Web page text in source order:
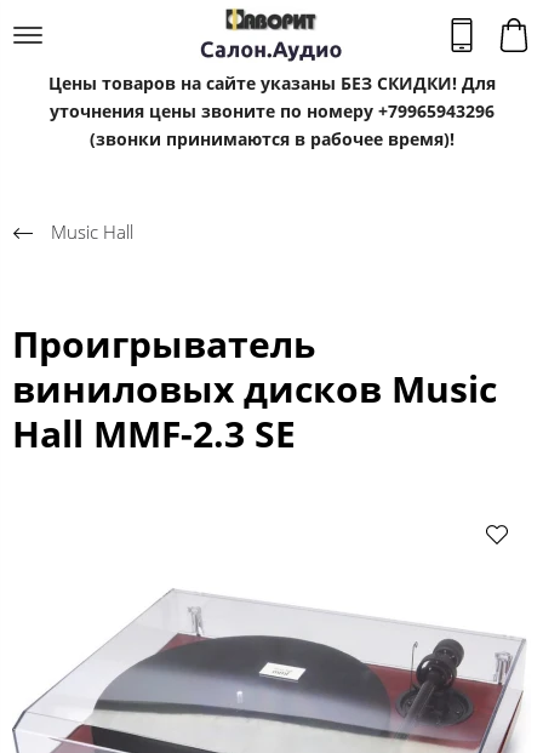
Цены товаров на сайте указаны БЕЗ СКИДКИ! Для
уточнения цены звоните по номеру +79965943296
(звонки принимаются в рабочее время)!
Music Hall
Проигрыватель
виниловых дисков Music
Hall MMF-2.3 SE